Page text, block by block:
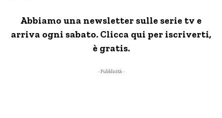
Abbiamo una newsletter sulle serie tv e
arriva ogni sabato. Clicca qui per iscriverti,
è gratis.
- Pubblicità -